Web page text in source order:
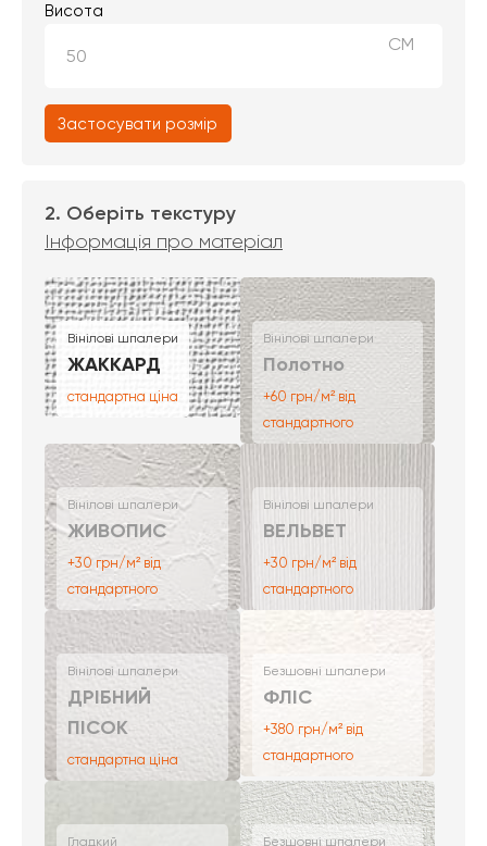
Висота
СМ
Застосувати розмір
2. Оберіть текстуру
Інформація про матеріал
Вінілові шпалери
ЖАККАРД
стандартна ціна
Вінілові шпалери
Полотно
+60 грн/м² від
стандартного
Вінілові шпалери
ЖИВОПИС
+30 грн/м² від
стандартного
Вінілові шпалери
ВЕЛЬВЕТ
+30 грн/м² від
стандартного
Вінілові шпалери
ДРІБНИЙ
ПІСОК
стандартна ціна
Безшовні шпалери
ФЛІС
+380 грн/м² від
стандартного
Гладкий Безшовні шпалери